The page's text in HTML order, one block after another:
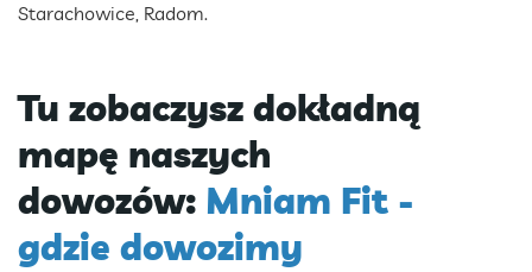
Starachowice, Radom.
Tu zobaczysz dokładną
mapę naszych
dowozów: Mniam Fit -
gdzie dowozimy